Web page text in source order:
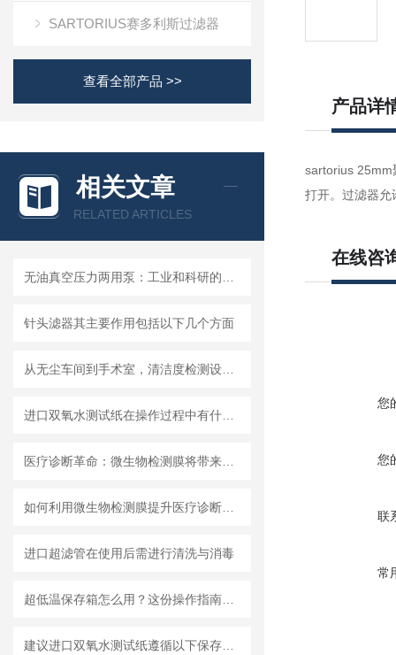
SARTORIUS赛多利斯过滤器
查看全部产品 >>
相关文章
RELATED ARTICLES
针头滤器其主要作用包括以下几个方面
进口超滤管在使用后需进行清洗与消毒
产品详
sartorius 25mm
打开。过滤器允
在线咨
您
您
联
常